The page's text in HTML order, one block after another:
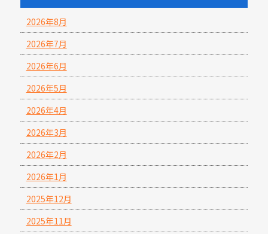
2026年8月
2026年7月
2026年6月
2026年5月
2026年4月
2026年3月
2026年2月
2026年1月
2025年12月
2025年11月